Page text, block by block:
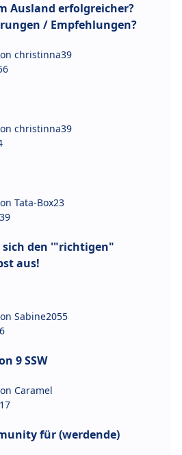
Ausland erfolgreicher?
/ Empfehlungen?
christinna39
christinna39
Tata-Box23
sich den '"richtigen"
aus!
Sabine2055
9 SSW
Caramel
für (werdende)